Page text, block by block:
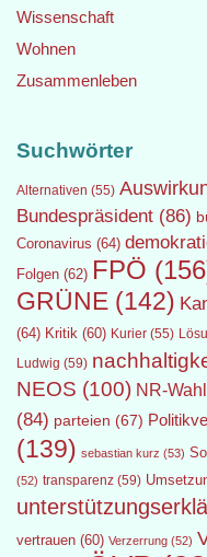
Wissenschaft
Wohnen
Zusammenleben
Suchwörter
Alternativen (55)
Bundespräsident (86)
Coronavirus (64)
Folgen (62) FPÖ
GRÜNE (142)
(64) Kritik (60) Kurier (55)
Ludwig (59)
NEOS (100) NR-
(84) parteien (67)
(139) sebastian kurz (53)
(52) transparenz (59)
vertrauen (60) Verzerrung (52)